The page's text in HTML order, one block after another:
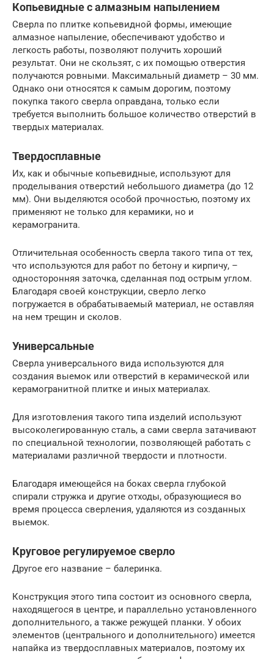
Копьевидные с алмазным напылением
Сверла по плитке копьевидной формы, имеющие
алмазное напыление, обеспечивают удобство и
легкость работы, позволяют получить хороший
результат. Они не скользят, с их помощью отверстия
получаются ровными. Максимальный диаметр – 30 мм.
Однако они относятся к самым дорогим, поэтому
покупка такого сверла оправдана, только если
требуется выполнить большое количество отверстий в
твердых материалах.
Твердосплавные
Их, как и обычные копьевидные, используют для
проделывания отверстий небольшого диаметра (до 12
мм). Они выделяются особой прочностью, поэтому их
применяют не только для керамики, но и
керамогранита.
Отличительная особенность сверла такого типа от тех,
что используются для работ по бетону и кирпичу, –
односторонняя заточка, сделанная под острым углом.
Благодаря своей конструкции, сверло легко
погружается в обрабатываемый материал, не оставляя
на нем трещин и сколов.
Универсальные
Сверла универсального вида используются для
создания выемок или отверстий в керамической или
керамогранитной плитке и иных материалах.
Для изготовления такого типа изделий используют
высоколегированную сталь, а сами сверла затачивают
по специальной технологии, позволяющей работать с
материалами различной твердости и плотности.
Благодаря имеющейся на боках сверла глубокой
спирали стружка и другие отходы, образующиеся во
время процесса сверления, удаляются из созданных
выемок.
Круговое регулируемое сверло
Другое его название – балеринка.
Конструкция этого типа состоит из основного сверла,
находящегося в центре, и параллельно установленного
дополнительного, а также режущей планки. У обоих
элементов (центрального и дополнительного) имеется
напайка из твердосплавных материалов, поэтому их